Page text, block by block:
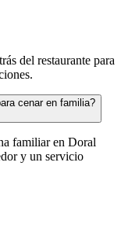
del restaurante para
cenar en familia?
familiar en Doral
y un servicio